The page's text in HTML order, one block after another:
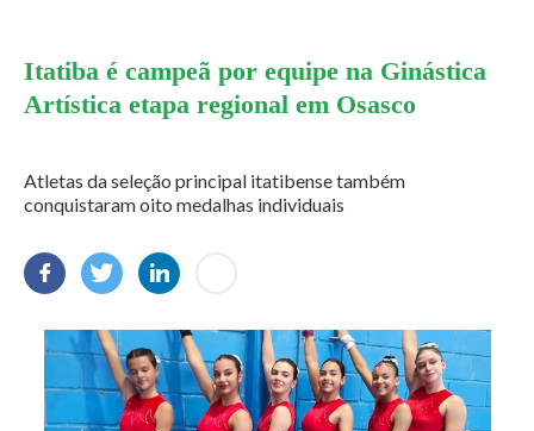
Itatiba é campeã por equipe na Ginástica
Artística etapa regional em Osasco
Atletas da seleção principal itatibense também
conquistaram oito medalhas individuais